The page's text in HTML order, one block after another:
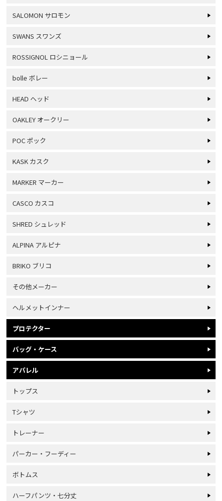
SALOMON サロモン
SWANS スワンズ
ROSSIGNOL ロシニョール
bolle ボレー
HEAD ヘッド
OAKLEY オークリー
POC ポック
KASK カスク
MARKER マーカー
CASCO カスコ
SHRED シュレッド
ALPINA アルピナ
BRIKO ブリコ
その他メーカー
ヘルメットインナー
プロテクター
バッグ・ケース
アパレル
トップス
Tシャツ
トレーナー
パーカー・フーディー
ボトムス
ハーフパンツ・七分丈